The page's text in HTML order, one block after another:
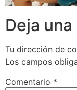
Deja
Tu dirección de
Los campos
Comentario *